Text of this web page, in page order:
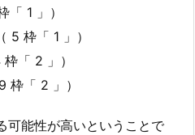
1 」）
枠「 1 」）
「 2 」）
「 2 」）
可能性が高いということで